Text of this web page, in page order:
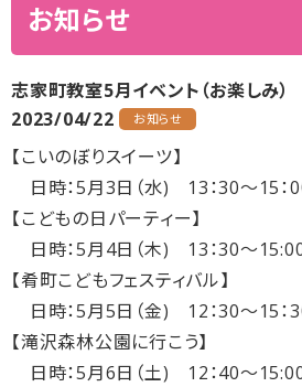
お知らせ
志家町教室5月イベント（お楽しみ）
2023/04/22
お知らせ
【こいのぼりスイーツ】
日時：5月3日（水) 13：30～15：
【こどもの日パーティー】
日時：5月4日（木) 13：30～
【肴町こどもフェスティバル】
日時：5月5日（金) 12：30～15：
【滝沢森林公園に行こう】
日時：5月6日（土) 12：40～